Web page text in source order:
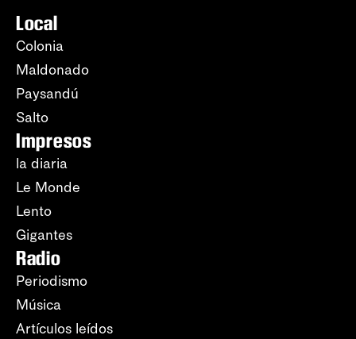
Local
Colonia
Maldonado
Paysandú
Salto
Impresos
la diaria
Le Monde
Lento
Gigantes
Radio
Periodismo
Música
Artículos leídos